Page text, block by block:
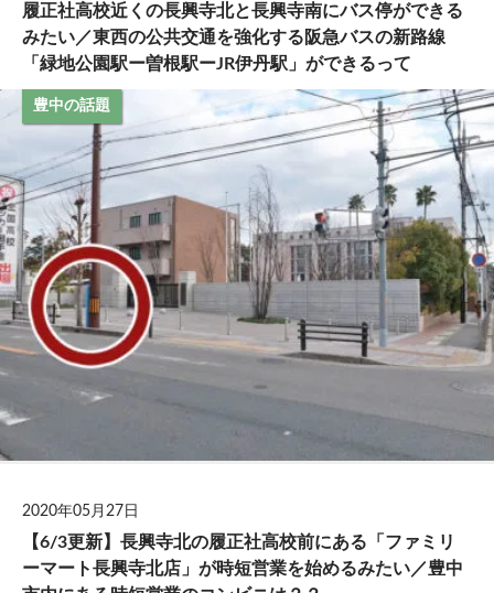
履正社高校近くの長興寺北と長興寺南にバス停ができる
みたい／東西の公共交通を強化する阪急バスの新路線
「緑地公園駅ー曽根駅ーJR伊丹駅」ができるって
豊中の話題
2020年05月27日
【6/3更新】長興寺北の履正社高校前にある「ファミリ
ーマート長興寺北店」が時短営業を始めるみたい／豊中